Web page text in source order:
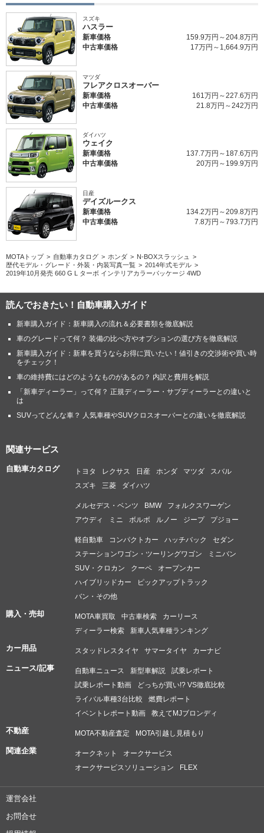
スズキ
ハスラー
新車価格
159.9万円～204.8万円
中古車価格
17万円～1,664.9万円
マツダ
フレアクロスオーバー
新車価格
161万円～227.6万円
中古車価格
21.8万円～242万円
ダイハツ
ウェイク
新車価格
137.7万円～187.6万円
中古車価格
20万円～199.9万円
日産
デイズルークス
新車価格
134.2万円～209.8万円
中古車価格
7.8万円～793.7万円
MOTAトップ 自動車カタログ ホンダ
N-BOXスラッシュ
歴代モデル・グレード・外装・内装写真一覧
2014年式モデル
2019年10月発売 660 G L ターボ インテリアカラーパッケージ 4WD
読んでおきたい！自動車購入ガイド
新車購入ガイド：新車購入の流れ＆必要書類を徹底解説
車のグレードって何？ 装備の比べ方やオプションの選び方を徹底解説
新車購入ガイド：新車を買うならお得に買いたい！値引きの交渉術や買い時
をチェック！
車の維持費にはどのようなものがあるの？ 内訳と費用を解説
「新車ディーラー」って何？ 正規ディーラー・サブディーラーとの違いと
は
SUVってどんな車？ 人気車種やSUVクロスオーバーとの違いを徹底解説
関連サービス
自動車カタログ トヨタ レクサス 日産 ホンダ マツダ
スバル
スズキ
三菱 ダイハツ
メルセデス・ベンツ BMW
フォルクスワーゲン
アウディ
ミニ ボルボ ルノー ジープ プジョー
軽自動車 コンパクトカー ハッチバック
セダン
ステーションワゴン・ツーリングワゴン
ミニバン
SUV・クロカン
クーペ
オープンカー
ハイブリッドカー
ピックアップトラック
バン・その他
購入・売却 MOTA車買取 中古車検索
カーリース
ディーラー検索
新車人気車種ランキング
カー用品 スタッドレスタイヤ サマータイヤ カーナビ
ニュース/記事 自動車ニュース 新型車解説
試乗レポート
試乗レポート動画
どっちが買い!? VS徹底比較
ライバル車種3台比較
燃費レポート
イベントレポート動画
教えてMJブロンディ
不動産 MOTA不動産査定 MOTA引越し見積もり
関連企業 オークネット
オークサービス
オークサービスソリューション
FLEX
運営会社
お問合せ